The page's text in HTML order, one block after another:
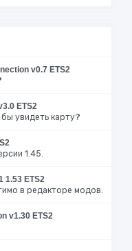
v0.7 ETS2
ETS2
увидеть карту?
1.45.
1.53 ETS2
в редакторе модов.
v1.30 ETS2